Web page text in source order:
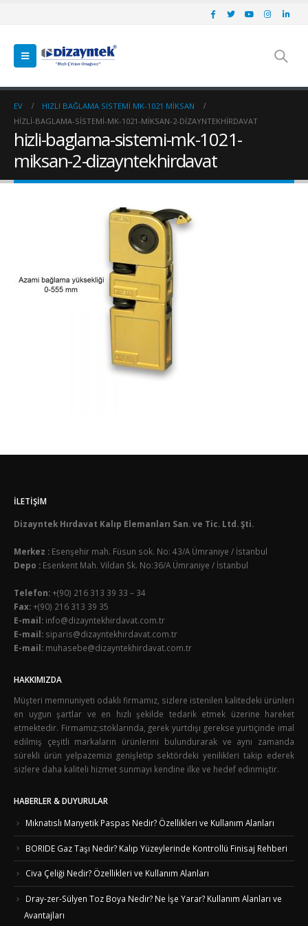
EV
HIZLI BAĞLAMA SISTEMI MK-1021 MİKSAN
HIZLI-BAGLAMA-SISTEMI-MK-1021-MIKSAN-2-DIZAYNTEKHIRDAVAT
hizli-baglama-sistemi-mk-1021-
miksan-2-dizayntekhirdavat
İLETIŞIM
Dizayntek Hırdavat Kalıp Elemanları San. ve Tic. Ltd. Şti.
Merkez : Esenşehir mah. Füsun sok. No: 43/A Ümraniye / İstanbul
Depo : Esenkent Mah. Vildan Sk. No:36/A Ümraniye / İstanbul
Telefon:+(90) 216 313 39 33 – 34
Fax:+(90) 216 313 39 35
E-mail: info@dizayntekhirdavat.com.tr
E-mail: siparis@dizayntekhirdavat.com.tr
E-mail: muhasebe@dizayntekhirdavat.com.tr
HAKKIMIZDA
Müşteri memnuniyeti odaklı firmamız, sizlere istenilen kalitedeki ürünleri
en uygun şartlar ve en hızlı şekilde tedarik etmek üzerine hareket
etmektedir. Firmamız;stoklarında, gerek yurtdışı gerekse yurtiçinde imal
edilmiş çeşitli markaların ürünlerini bulundurarak ve aynı zamanda
sürekli ürün yelpazemizi genişletip sektördeki yenilikleri takip ederek
sizlere daha kaliteli hizmet sunmayı kendine ilke ve hedef edinmiştir.
HABERLER & DUYURULAR
Mıknatıslı Manyetik Paspas Nedir? Özellikleri ve Kullanım Alanları
BORIDE Gaz Taşı Nedir? Kalıp Yüzeylerinde Kontrollü Finisaj Rehberi
Civa Çeliği Nedir? Özellikleri ve Kullanım Alanları
Dray-zer-Sülyen Toz Boya Nedir? Ne İşe Yarar? Kullanım Alanları ve
Avantajları